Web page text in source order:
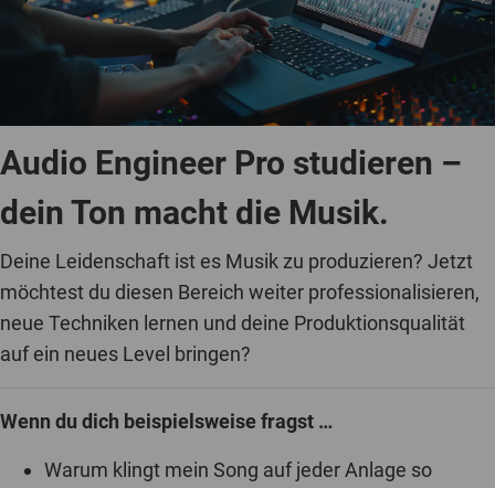
Audio Engineer Pro studieren –
dein Ton macht die Musik.
Deine Leidenschaft ist es Musik zu produzieren? Jetzt
möchtest du diesen Bereich weiter professionalisieren,
neue Techniken lernen und deine Produktionsqualität
auf ein neues Level bringen?
Wenn du dich beispielsweise fragst …
Warum klingt mein Song auf jeder Anlage so